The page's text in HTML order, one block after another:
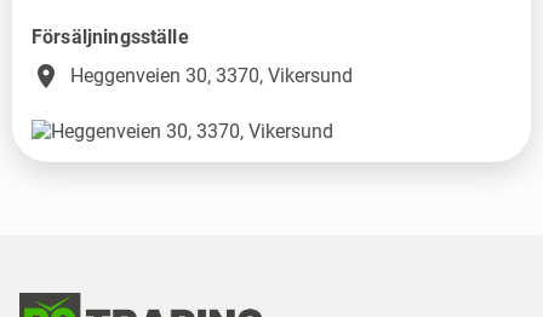
Försäljningsställe
place Heggenveien 30, 3370, Vikersund